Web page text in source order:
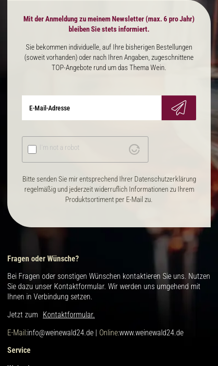
Service
Fragen oder Wünsche?
Bei Fragen oder sonstigen Wünschen kontaktieren Sie uns. Nutzen
Sie dazu unser Kontaktformular. Wir werden uns umgehend mit
Ihnen in Verbindung setzen.
Jetzt zum
Kontaktformular.
E-Mail:info@weinewald24.de | Online:www.weinewald24.de
Mit der Anmeldung zu meinem Newsletter (max. 6 pro Jahr)
bleiben Sie stets informiert.
Sie bekommen individuelle, auf Ihre bisherigen Bestellungen
(soweit vorhanden) oder nach Ihren Angaben, zugeschnittene
TOP-Angebote rund um das Thema Wein.
I'm not a robot
Bitte senden Sie mir entsprechend Ihrer Datenschutzerklärung
regelmäßig und jederzeit widerruflich Informationen zu Ihrem
Produktsortiment per E-Mail zu.